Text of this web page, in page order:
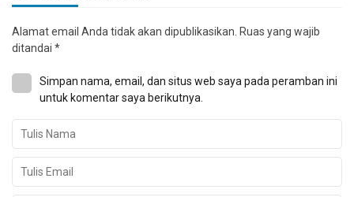
Alamat email Anda tidak akan dipublikasikan. Ruas yang wajib
ditandai *
Simpan nama, email, dan situs web saya pada peramban ini
untuk komentar saya berikutnya.